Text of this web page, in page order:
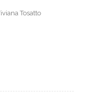
Tosatto